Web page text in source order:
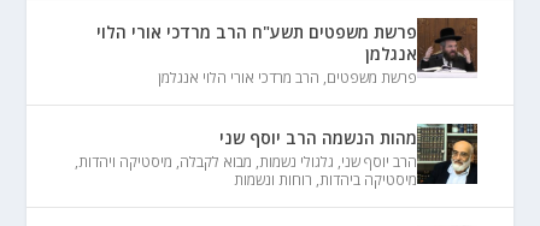
פרשת משפטים תשע"ח הרב מרדכי אורי הלוי
אנגלמן
פרשת משפטים, הרב מרדכי אורי הלוי אנגלמן
מהות הנשמה הרב יוסף שני
הרב יוסף שני, גלגולי נשמות, מבוא לקבלה, מיסטיקה ויהדות,
מיסטיקה ביהדות, רוחות ונשמות